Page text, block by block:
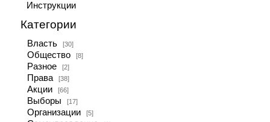
Инструкции
Категории
Власть [30]
Общество [8]
Разное [2]
Права [38]
Акции [66]
Выборы [17]
Организации [5]